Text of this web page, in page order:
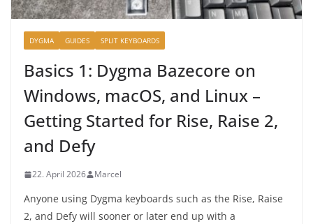
DYGMA GUIDES SPLIT KEYBOARDS
Basics 1: Dygma Bazecore on
Windows, macOS, and Linux –
Getting Started for Rise, Raise 2,
and Defy
22. April 2026 Marcel
Anyone using Dygma keyboards such as the Rise, Raise
2, and Defy will sooner or later end up with a